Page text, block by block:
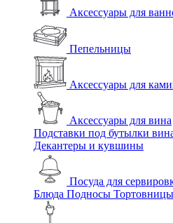
Аксессуары для
Пепельницы
Аксессуары для
Аксессуары для вина
Подставки под бутылки
Декантеры и кувшины
Посуда для
Блюда Подносы Тортовницы